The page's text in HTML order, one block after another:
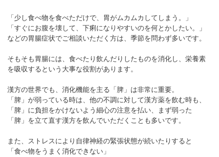
「少し食べ物を食べただけで、胃がムカムカしてしまう。」
「すぐにお腹を壊して、下痢になりやすいのを何とかしたい。」
などの胃腸症状でご相談いただく方は、季節を問わず多いです。
そもそも胃腸には、食べたり飲んだりしたものを消化し、栄養素
を吸収するという大事な役割があります。
漢方の世界でも、消化機能を主る「脾」は非常に重要。
「脾」が弱っている時は、他の不調に対して漢方薬を飲む時も、
「脾」に負担をかけないよう細心の注意を払い、まず弱った
「脾」を立て直す漢方を飲んでいただくことも多いです。
また、ストレスにより自律神経の緊張状態が続いたりすると
「食べ物をうまく消化できない」